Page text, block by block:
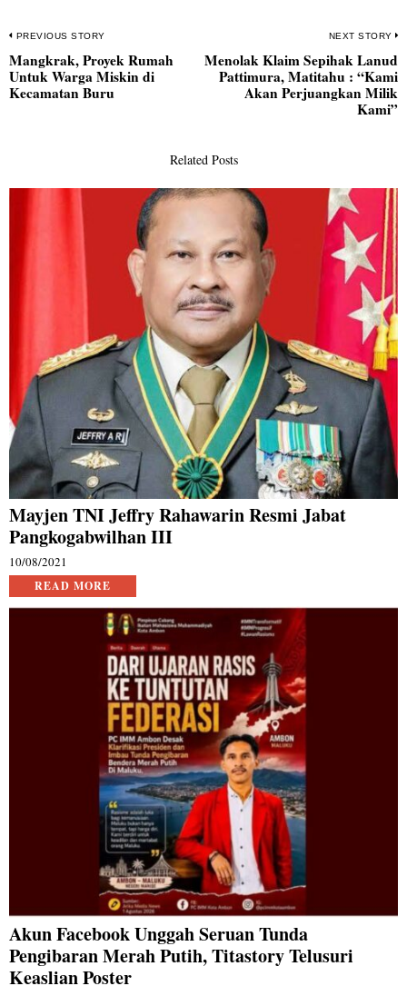
Navigasi
pos
PREVIOUS STORY
Previous
post:
Mangkrak, Proyek Rumah
Untuk Warga Miskin di
Kecamatan Buru
NEXT STORY
Menolak Klaim Sepihak Lanud
Pattimura, Matitahu : “Kami
Akan Perjuangkan Milik
Kami”
Related Posts
Mayjen TNI Jeffry Rahawarin Resmi Jabat
Pangkogabwilhan III
10/08/2021
READ MORE
Akun Facebook Unggah Seruan Tunda
Pengibaran Merah Putih, Titastory Telusuri
Keaslian Poster